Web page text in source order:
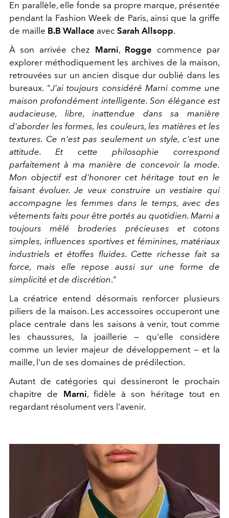
En parallèle, elle fonde sa propre marque, présentée
pendant la Fashion Week de Paris, ainsi que la griffe
de maille B.B Wallace avec Sarah Allsopp.
À son arrivée chez Marni, Rogge commence par
explorer méthodiquement les archives de la maison,
retrouvées sur un ancien disque dur oublié dans les
bureaux. "J'ai toujours considéré Marni comme une
maison profondément intelligente. Son élégance est
audacieuse, libre, inattendue dans sa manière
d'aborder les formes, les couleurs, les matières et les
textures. Ce n'est pas seulement un style, c'est une
attitude. Et cette philosophie correspond
parfaitement à ma manière de concevoir la mode.
Mon objectif est d'honorer cet héritage tout en le
faisant évoluer. Je veux construire un vestiaire qui
accompagne les femmes dans le temps, avec des
vêtements faits pour être portés au quotidien. Marni a
toujours mêlé broderies précieuses et cotons
simples, influences sportives et féminines, matériaux
industriels et étoffes fluides. Cette richesse fait sa
force, mais elle repose aussi sur une forme de
simplicité et de discrétion."
La créatrice entend désormais renforcer plusieurs
piliers de la maison. Les accessoires occuperont une
place centrale dans les saisons à venir, tout comme
les chaussures, la joaillerie — qu'elle considère
comme un levier majeur de développement — et la
maille, l'un de ses domaines de prédilection.
Autant de catégories qui dessineront le prochain
chapitre de Marni, fidèle à son héritage tout en
regardant résolument vers l'avenir.